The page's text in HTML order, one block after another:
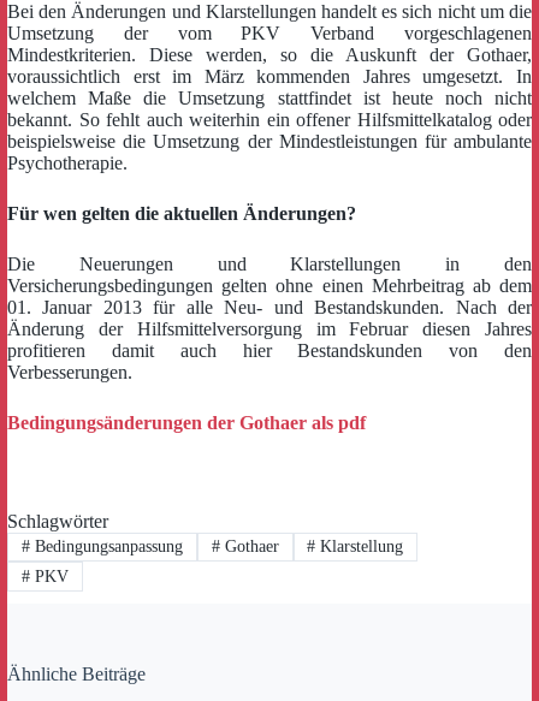
Bei den Änderungen und Klarstellungen handelt es sich nicht um die
Umsetzung der vom PKV Verband vorgeschlagenen
Mindestkriterien. Diese werden, so die Auskunft der Gothaer,
voraussichtlich erst im März kommenden Jahres umgesetzt. In
welchem Maße die Umsetzung stattfindet ist heute noch nicht
bekannt. So fehlt auch weiterhin ein offener Hilfsmittelkatalog oder
beispielsweise die Umsetzung der Mindestleistungen für ambulante
Psychotherapie.
Für wen gelten die aktuellen Änderungen?
Die Neuerungen und Klarstellungen in den
Versicherungsbedingungen gelten ohne einen Mehrbeitrag ab dem
01. Januar 2013 für alle Neu- und Bestandskunden. Nach der
Änderung der Hilfsmittelversorgung im Februar diesen Jahres
profitieren damit auch hier Bestandskunden von den
Verbesserungen.
Bedingungsänderungen der Gothaer als pdf
Schlagwörter
#Bedingungsanpassung #Gothaer # Klarstellung
#PKV
Ähnliche Beiträge